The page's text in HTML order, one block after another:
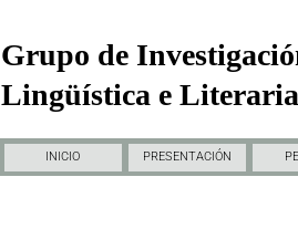
Grupo de
Lingüística e
INICIO PRESENTACIÓN